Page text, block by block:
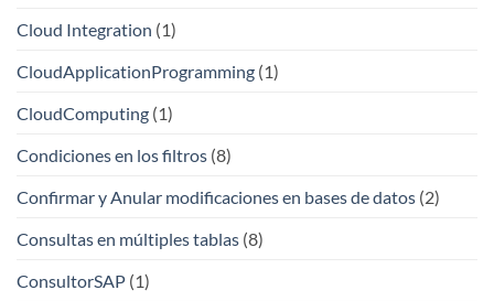
Cloud Integration (1)
CloudApplicationProgramming (1)
CloudComputing (1)
Condiciones en los filtros (8)
Confirmar y Anular modificaciones en bases de datos (2)
Consultas en múltiples tablas (8)
ConsultorSAP (1)